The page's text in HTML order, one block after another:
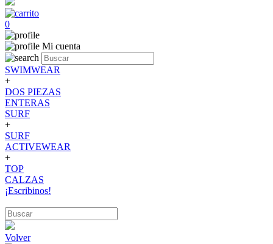
0
Mi cuenta
SWIMWEAR
+
DOS PIEZAS
ENTERAS
SURF
+
SURF
ACTIVEWEAR
+
TOP
CALZAS
¡Escribinos!
Volver